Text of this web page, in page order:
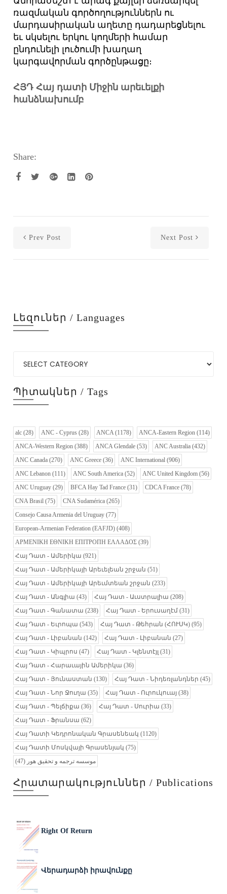
ռազմական գործողություններն ու
մարդասիրական աղետը դադարեցնելու
եւ սկսելու երկու կողմերի համար
ընդունելի լուծումի խաղաղ
կարգավորման գործընթացը։
ՀՅԴ Հայ դատի Միջին արեւելքի
հանձնախումբ
Share:
Prev Post Next Post
Լեզուներ / Languages
Պիտակներ / Tags
alc (28) ANC - Cyprus (28) ANCA(1178) ANCA-Eastern Region (114)
ANCA-Western Region (388) ANCA Glendale (53) ANC Australia (432)
ANC Canada (270) ANC Greece (36) ANC International (906)
ANC Lebanon (111) ANC South America (52) ANC United Kingdom (56)
ANC Uruguay (29) BFCA Hay Tad France (31) CDCA France (78)
CNA Brasil (75) CNA Sudamérica (265)
Consejo Causa Armenia del Uruguay (77)
European-Armenian Federation (EAFJD) (408)
ΑΡΜΕΝΙΚΗ ΕΘΝΙΚΗ ΕΠΙΤΡΟΠΗ ΕΛΛΑΔΟΣ (39)
Հայ Դատ - Ամերիկա (921)
Հայ Դատ - Ամերիկայի Արեւելեան շրջան (51)
Հայ Դատ - Ամերիկայի Արեւմտեան շրջան (233)
Հայ Դատ - Անգլիա (43) Հայ Դատ - Աւստրալիա (208)
Հայ Դատ - Գանատա (238) Հայ Դատ - Երուսաղէմ (31)
Հայ Դատ - Եւրոպա (543) Հայ Դատ - Թեհրան (ՀՈՒՍԿ) (95)
Հայ Դատ - Լիբանան (142) Հայ Դատ - Լիբանան (27)
Հայ Դատ - Կիպրոս (47) Հայ Դատ - Կլենտէյլ (31)
Հայ Դատ - Հարաւային Ամերիկա (36)
Հայ Դատ - Յունաստան (130) Հայ Դատ - Նիդեռլանդներ (45)
Հայ Դատ - Նոր Ջուղա (35) Հայ Դատ - Ուրուկուայ (38)
Հայ Դատ - Պելճիքա (36) Հայ Դատ - Սուրիա (33)
Հայ Դատ - Ֆրանսա (62)
Հայ Դատի Կեդրոնական Գրասենեակ (1120)
Հայ Դատի Մոսկվայի Գրասենյակ (75)
موسسه ترجمه و تحقیق هور (47)
Հրատարակություններ / Publications
Right Of Return
Վերադարձի իրավունքը